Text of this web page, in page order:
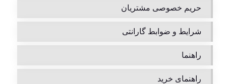
حریم خصوصی مشتریان
شرایط و ضوابط گارانتی
راهنما
راهنمای خرید